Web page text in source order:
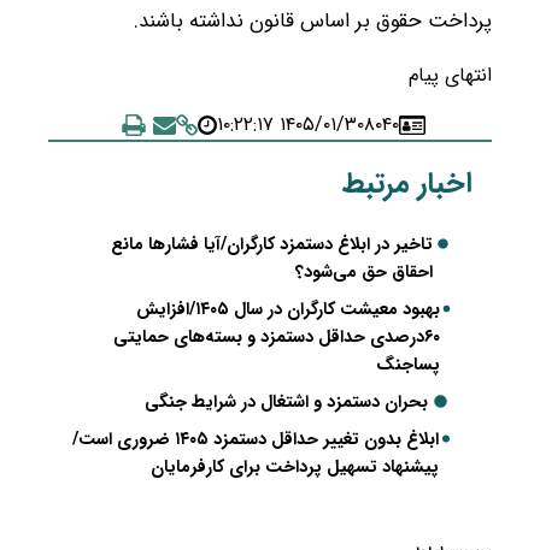
پرداخت حقوق بر اساس قانون نداشته باشند.
انتهای پیام
۸۰۴۰۱۴۰۵/۰۱/۳۰ ۱۰:۲۲:۱۷
اخبار مرتبط
تاخیر در ابلاغ دستمزد کارگران/آیا فشارها مانع
احقاق حق می‌شود؟
بهبود معیشت کارگران در سال ۱۴۰۵/افزایش
۶۰درصدی حداقل دستمزد و بسته‌های حمایتی
پساجنگ
بحران دستمزد و اشتغال در شرایط جنگی
ابلاغ بدون تغییر حداقل دستمزد ۱۴۰۵ ضروری است/
پیشنهاد تسهیل پرداخت برای کارفرمایان